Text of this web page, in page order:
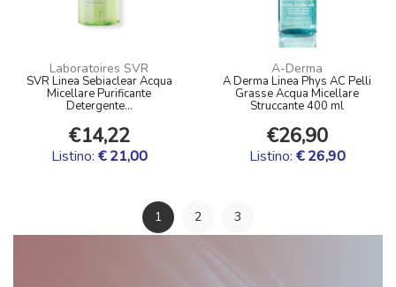
Laboratoires SVR
SVR Linea Sebiaclear Acqua
Micellare Purificante
Detergente...
€14,22
Listino: € 21,00
A-Derma
A Derma Linea Phys AC Pelli
Grasse Acqua Micellare
Struccante 400 ml
€26,90
Listino: € 26,90
1 2 3